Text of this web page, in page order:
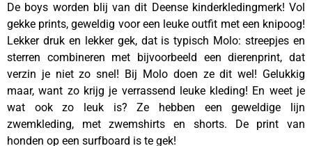
De boys worden blij van dit Deense kinderkledingmerk! Vol
gekke prints, geweldig voor een leuke outfit met een knipoog!
Lekker druk en lekker gek, dat is typisch Molo: streepjes en
sterren combineren met bijvoorbeeld een dierenprint, dat
verzin je niet zo snel! Bij Molo doen ze dit wel! Gelukkig
maar, want zo krijg je verrassend leuke kleding! En weet je
wat ook zo leuk is? Ze hebben een geweldige lijn
zwemkleding, met zwemshirts en shorts. De print van
honden op een surfboard is te gek!